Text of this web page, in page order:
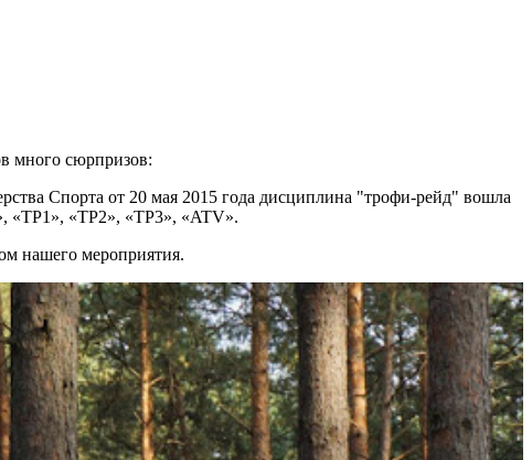
много сюрпризов:
Спорта от 20 мая 2015 года дисциплина "трофи-рейд" вошла
«ТР1», «ТР2», «ТР3», «ATV».
нашего мероприятия.